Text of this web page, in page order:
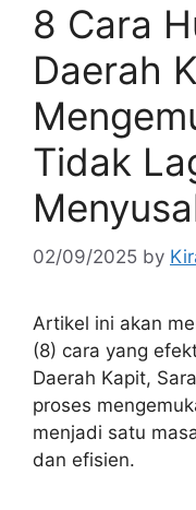
8 Cara
Daerah
Tidak
02/09/2025 by
Artikel ini akan
(8) cara yang
Daerah Kapit,
proses
menjadi satu
dan efisien.